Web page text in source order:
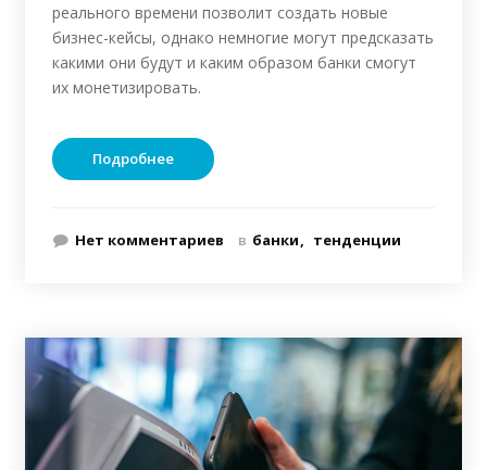
реального времени позволит создать новые
бизнес-кейсы, однако немногие могут предсказать
какими они будут и каким образом банки смогут
их монетизировать.
Подробнее
Нет комментариев в банки тенденции